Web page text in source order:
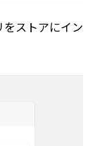
ストアにイン